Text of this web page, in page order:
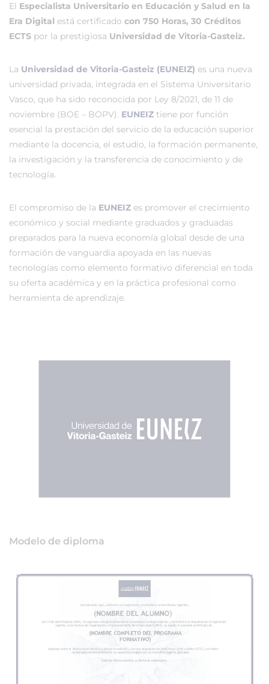
El Especialista Universitario en Educación y Salud en la
Era Digital está certificado con 750 Horas, 30 Créditos
ECTS por la prestigiosa Universidad de Vitoria-Gasteiz.
La Universidad de Vitoria-Gasteiz (EUNEIZ) es una nueva
universidad privada, integrada en el Sistema Universitario
Vasco, que ha sido reconocida por Ley 8/2021, de 11 de
noviembre (BOE – BOPV). EUNEIZ tiene por función
esencial la prestación del servicio de la educación superior
mediante la docencia, el estudio, la formación permanente,
la investigación y la transferencia de conocimiento y de
tecnología.
El compromiso de la EUNEIZ es promover el crecimiento
económico y social mediante graduados y graduadas
preparados para la nueva economía global desde de una
formación de vanguardia apoyada en las nuevas
tecnologías como elemento formativo diferencial en toda
su oferta académica y en la práctica profesional como
herramienta de aprendizaje.
Modelo de diploma